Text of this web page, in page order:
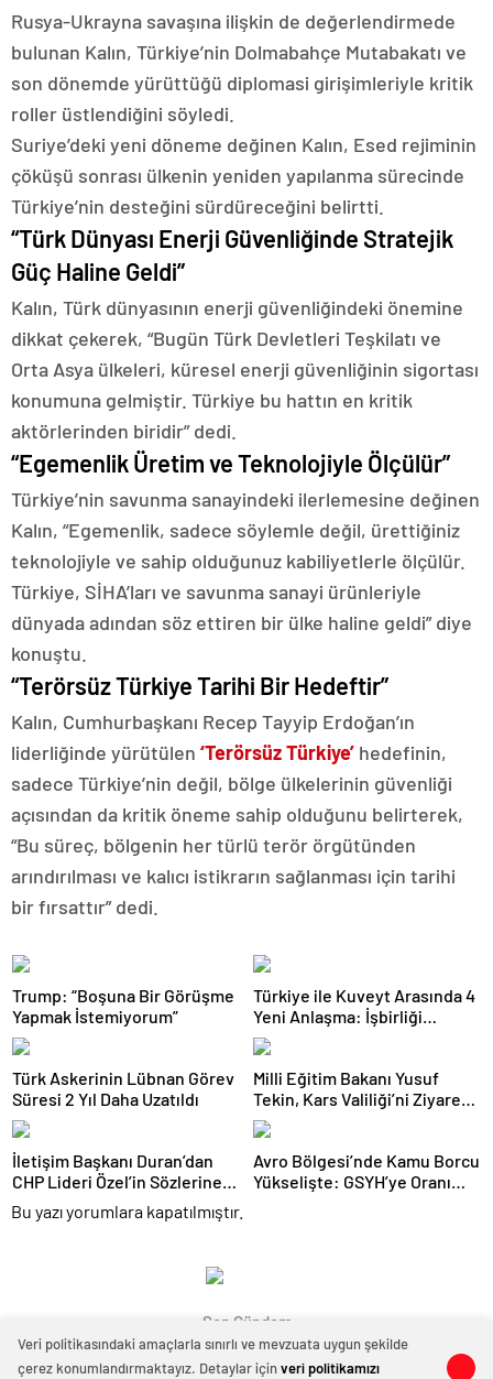
0 0
Rusya-Ukrayna savaşına ilişkin de değerlendirmede
bulunan Kalın, Türkiye’nin Dolmabahçe Mutabakatı ve
son dönemde yürüttüğü diplomasi girişimleriyle kritik
roller üstlendiğini söyledi.
Suriye’deki yeni döneme değinen Kalın, Esed rejiminin
çöküşü sonrası ülkenin yeniden yapılanma sürecinde
Türkiye’nin desteğini sürdüreceğini belirtti.
“Türk Dünyası Enerji Güvenliğinde Stratejik
Güç Haline Geldi”
Kalın, Türk dünyasının enerji güvenliğindeki önemine
dikkat çekerek, “Bugün Türk Devletleri Teşkilatı ve
Orta Asya ülkeleri, küresel enerji güvenliğinin sigortası
konumuna gelmiştir. Türkiye bu hattın en kritik
aktörlerinden biridir” dedi.
“Egemenlik Üretim ve Teknolojiyle Ölçülür”
Türkiye’nin savunma sanayindeki ilerlemesine değinen
Kalın, “Egemenlik, sadece söylemle değil, ürettiğiniz
teknolojiyle ve sahip olduğunuz kabiliyetlerle ölçülür.
Türkiye, SİHA’ları ve savunma sanayi ürünleriyle
dünyada adından söz ettiren bir ülke haline geldi” diye
konuştu.
“Terörsüz Türkiye Tarihi Bir Hedeftir”
Kalın, Cumhurbaşkanı Recep Tayyip Erdoğan’ın
liderliğinde yürütülen ‘Terörsüz Türkiye’ hedefinin,
sadece Türkiye’nin değil, bölge ülkelerinin güvenliği
açısından da kritik öneme sahip olduğunu belirterek,
“Bu süreç, bölgenin her türlü terör örgütünden
arındırılması ve kalıcı istikrarın sağlanması için tarihi
bir fırsattır” dedi.
Trump: “Boşuna Bir Görüşme
Yapmak İstemiyorum”
Türkiye ile Kuveyt Arasında 4
Yeni Anlaşma: İşbirliği
Güçleniyor
Türk Askerinin Lübnan Görev
Süresi 2 Yıl Daha Uzatıldı
Milli Eğitim Bakanı Yusuf
Tekin, Kars Valiliği’ni Ziyaret
Etti
İletişim Başkanı Duran’dan
CHP Lideri Özel’in Sözlerine
Sert Tepki
Avro Bölgesi’nde Kamu Borcu
Yükselişte: GSYH’ye Oranı
Bu yazı yorumlara kapatılmıştır.
Son Gündem
Veri politikasındaki amaçlarla sınırlı ve mevzuata uygun şekilde
çerez konumlandırmaktayız. Detaylar içinveri politikamızı